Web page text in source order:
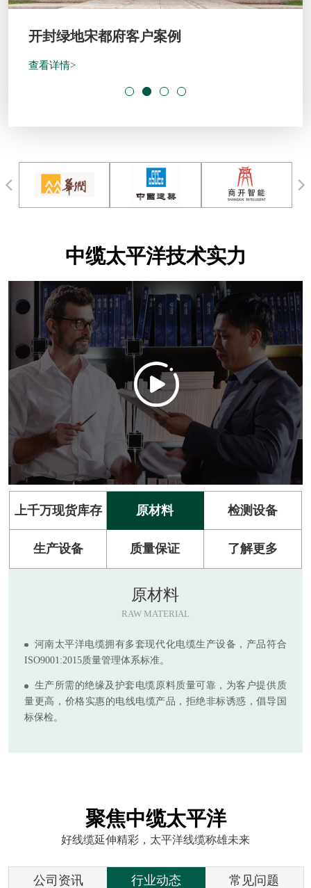
开封绿地宋都府客户案例
查看详情>
中缆太平洋技术实力
上千万现货库存 原材料 检测设备
生产设备 质量保证 了解更多
原材料
RAW MATERIAL
河南太平洋电缆拥有多套现代化电缆生产设备，产品符合
ISO9001:2015质量管理体系标准。
生产所需的绝缘及护套电缆原料质量可靠，为客户提供质
量更高，价格实惠的电线电缆产品，拒绝非标诱惑，倡导国
标保检。
聚焦中缆太平洋
好线缆延伸精彩，太平洋线缆称雄未来
公司资讯 行业动态 常见问题